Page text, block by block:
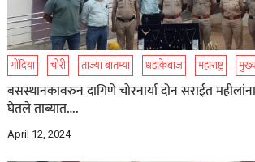
गोंदिया चोरी ताज्या बातम्या धडाकेबाज महाराष्ट्र
बसस्थानकावरुन दागिणे चोरनार्या दोन सराईत महीलांना
घेतले ताब्यात….
April 12, 2024